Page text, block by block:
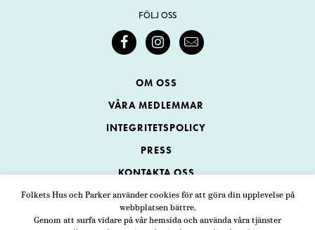
Folkets Hus och Parker använder cookies för att göra din upplevelse på
webbplatsen bättre.
Genom att surfa vidare på vår hemsida och använda våra tjänster
FÖLJ OSS
OM OSS
VÅRA MEDLEMMAR
INTEGRITETSPOLICY
PRESS
KONTAKTA OSS
Folkets Hus och Parker